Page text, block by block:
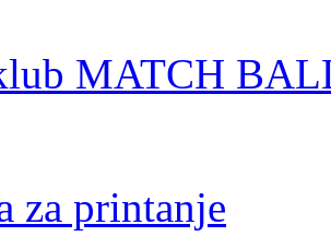
MATCH
za printanje